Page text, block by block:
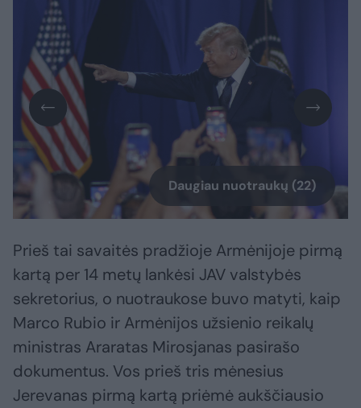
Daugiau nuotraukų (22)
Prieš tai savaitės pradžioje Armėnijoje pirmą
kartą per 14 metų lankėsi JAV valstybės
sekretorius, o nuotraukose buvo matyti, kaip
Marco Rubio ir Armėnijos užsienio reikalų
ministras Araratas Mirosjanas pasirašo
dokumentus. Vos prieš tris mėnesius
Jerevanas pirmą kartą priėmė aukščiausio